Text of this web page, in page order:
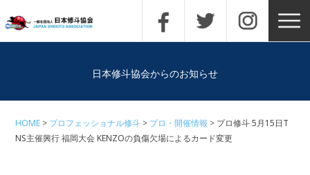
日本修斗協会からのお知らせ
HOME プロフェッショナル修斗 プロ・開催情報
プロ修斗 5月15日T
NS主催興行 福岡大会 KENZOの負傷欠場によるカード変更